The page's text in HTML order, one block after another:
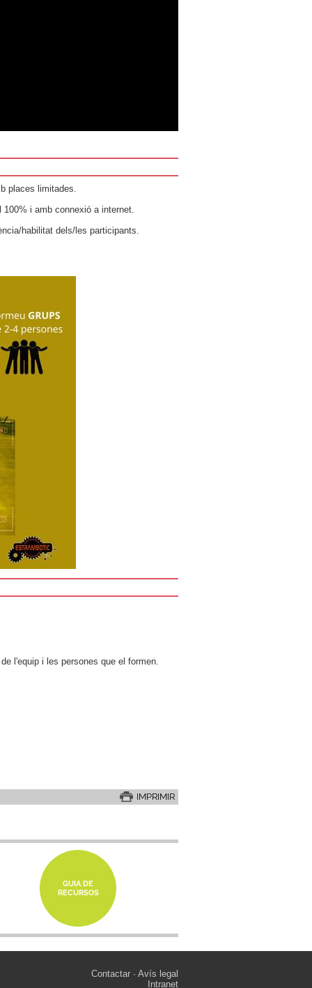
places limitades.
i amb connexió a internet.
habilitat dels/les participants.
l'equip i les persones que el formen.
IMPRIMIR
GUIA DE
RECURSOS
Contactar
Avís legal
Intranet